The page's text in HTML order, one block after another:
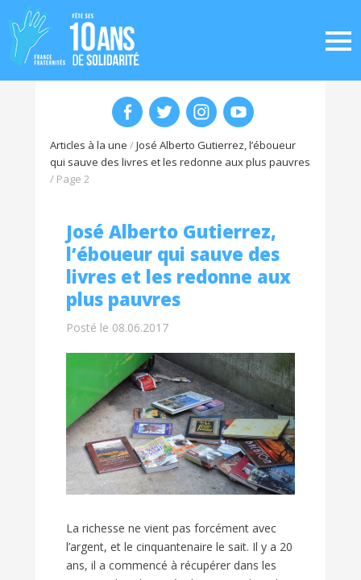
Articles à la une /José Alberto Gutierrez, l’éboueur
qui sauve des livres et les redonne aux plus pauvres
/ Page 2
José Alberto Gutierrez,
l’éboueur qui sauve des
livres et les redonne aux
plus pauvres
Posté le 08.06.2017
La richesse ne vient pas forcément avec
l’argent, et le cinquantenaire le sait. Il y a 20
ans, il a commencé à récupérer dans les